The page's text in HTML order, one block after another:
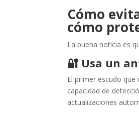
Cómo
cómo
La buena noticia es
🔐 Usa un
El primer escudo
capacidad de
actualizaciones